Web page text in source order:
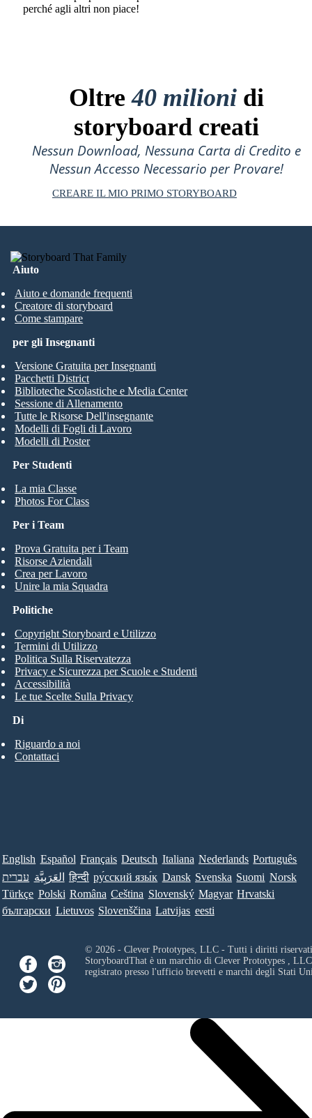
perché agli altri non piace!
Oltre40 milioni di
storyboard creati
Nessun Download, Nessuna Carta di Credito e
Nessun Accesso Necessario per Provare!
CREARE IL MIO PRIMO STORYBOARD
Aiuto
Aiuto e domande frequenti
Creatore di storyboard
Come stampare
Per Studenti
La mia Classe
Photos For Class
per gli Insegnanti
Versione Gratuita per Insegnanti
Pacchetti District
Biblioteche Scolastiche e Media Center
Sessione di Allenamento
Tutte le Risorse Dell'insegnante
Modelli di Fogli di Lavoro
Modelli di Poster
Per i Team
Prova Gratuita per i Team
Risorse Aziendali
Crea per Lavoro
Unire la mia Squadra
Di
Riguardo a noi
Contattaci
Politiche
Copyright Storyboard e Utilizzo
Termini di Utilizzo
Politica Sulla Riservatezza
Privacy e Sicurezza per Scuole e Studenti
Accessibilità
Le tue Scelte Sulla Privacy
English Español Français Deutsch Italiana Nederlands Português
עברית العَرَبِيَّة हिन्दी ру́сский язы́к Dansk Svenska Suomi Norsk
Türkçe Polski Româna Ceština Slovenský Magyar Hrvatski
български Lietuvos Slovenščina Latvijas eesti
© 2026 - Clever Prototypes, LLC - Tutti i diritti
StoryboardThat è un marchio di Clever Prototypes , LLC
registrato presso l'ufficio brevetti e marchi degli Stati